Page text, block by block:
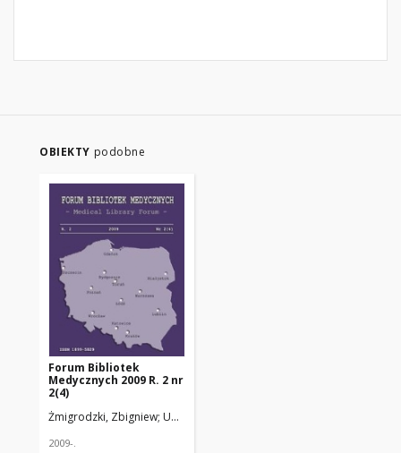
OBIEKTY podobne
Forum Bibliotek
Medycznych 2009 R. 2 nr
2(4)
Żmigrodzki, Zbigniew Uniwersytet Medyczny w Łodzi
2009-.